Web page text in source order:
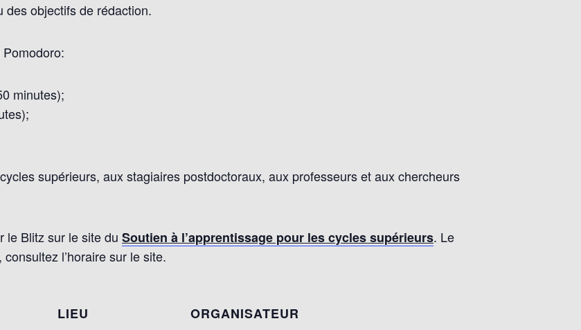
objectifs de rédaction.
minutes);
supérieurs, aux stagiaires postdoctoraux, aux professeurs et aux chercheurs
le Blitz sur le site du Soutien à l’apprentissage pour les cycles supérieurs. Le
l’horaire sur le site.
LIEU
ORGANISATEUR